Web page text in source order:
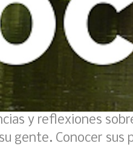
y reflexiones
gente. Conocer